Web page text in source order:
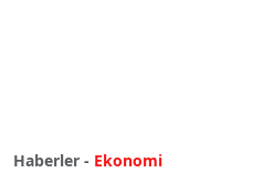
Haberler - Ekonomi